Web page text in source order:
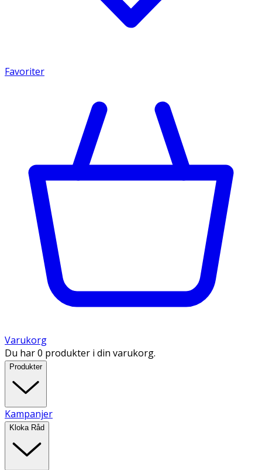
Favoriter
Varukorg
Du har 0 produkter i din varukorg.
Produkter
Kampanjer
Kloka Råd